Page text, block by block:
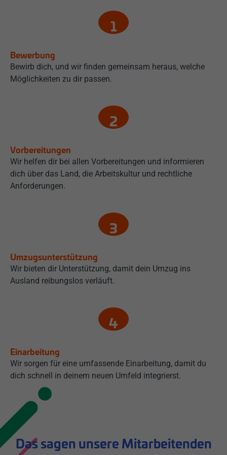
Bewerbung
Bewirb dich, und wir finden gemeinsam heraus, welche
Möglichkeiten zu dir passen.
Vorbereitungen
Wir helfen dir bei allen Vorbereitungen und informieren
dich über das Land, die Arbeitskultur und rechtliche
Anforderungen.
Umzugsunterstützung
Wir bieten dir Unterstützung, damit dein Umzug ins
Ausland reibungslos verläuft.
Einarbeitung
Wir sorgen für eine umfassende Einarbeitung, damit du
dich schnell in deinem neuen Umfeld integrierst.
Das sagen unsere Mitarbeitenden